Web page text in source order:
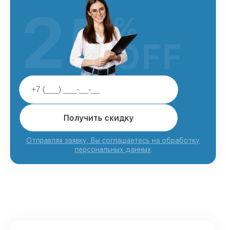
Получить скидку
Отправляя заявку, Вы соглашаетесь на обработку
персональных данных
25%
OFF